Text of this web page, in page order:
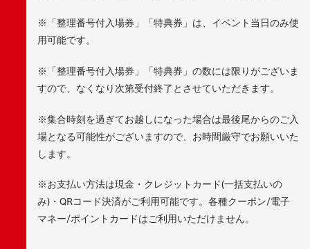
※「整理番号付入場券」「特典券」は、イベント当日のみ使
用可能です。
※「整理番号付入場券」「特典券」の数には限りがございま
すので、なくなり次第受付終了とさせていただきます。
※集合時刻を過ぎてお越しになった場合は最後尾からのご入
場となる可能性がございますので、お時間厳守でお願いいた
します。
※お支払い方法は現金・クレジットカード(一括支払いの
み)・QRコード決済がご利用可能です。各種クーポン/電子
マネー/ポイントカードはご利用いただけません。